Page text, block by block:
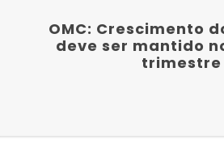
OMC: Crescimento
deve ser mantido
trimestre